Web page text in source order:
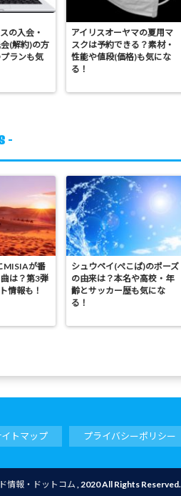
の入会・
(解約)の方
ランも気
アイリスオーヤマの夏用マ
スクは予約できる？素材・
性能や値段(価格)も気にな
る！
-
MISIAが番
は？第3弾
情報も！
シュウペイ(ぺこぱ)のポーズ
の由来は？本名や高校・年
齢とサッカー歴も気にな
る！
イトマップ プライバシーポリシー
情報・ドットコム , 2020 All Rights Reserved.